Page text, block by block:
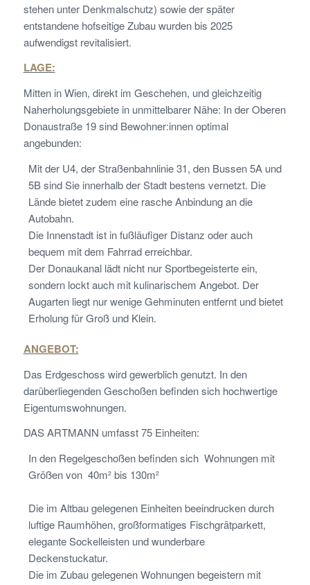
stehen unter Denkmalschutz) sowie der später
entstandene hofseitige Zubau wurden bis 2025
aufwendigst revitalisiert.
LAGE:
Mitten in Wien, direkt im Geschehen, und gleichzeitig
Naherholungsgebiete in unmittelbarer Nähe: In der Oberen
Donaustraße 19 sind Bewohner:innen optimal
angebunden:
Mit der U4, der Straßenbahnlinie 31, den Bussen 5A und
5B sind Sie innerhalb der Stadt bestens vernetzt. Die
Lände bietet zudem eine rasche Anbindung an die
Autobahn.
Die Innenstadt ist in fußläufiger Distanz oder auch
bequem mit dem Fahrrad erreichbar.
Der Donaukanal lädt nicht nur Sportbegeisterte ein,
sondern lockt auch mit kulinarischem Angebot. Der
Augarten liegt nur wenige Gehminuten entfernt und bietet
Erholung für Groß und Klein.
ANGEBOT:
Das Erdgeschoss wird gewerblich genutzt. In den
darüberliegenden Geschoßen befinden sich hochwertige
Eigentumswohnungen.
DAS ARTMANN umfasst 75 Einheiten:
In den Regelgeschoßen befinden sich Wohnungen mit
Größen von 40m² bis 130m²
Die im Altbau gelegenen Einheiten beeindrucken durch
luftige Raumhöhen, großformatiges Fischgrätparkett,
elegante Sockelleisten und wunderbare
Deckenstuckatur.
Die im Zubau gelegenen Wohnungen begeistern mit